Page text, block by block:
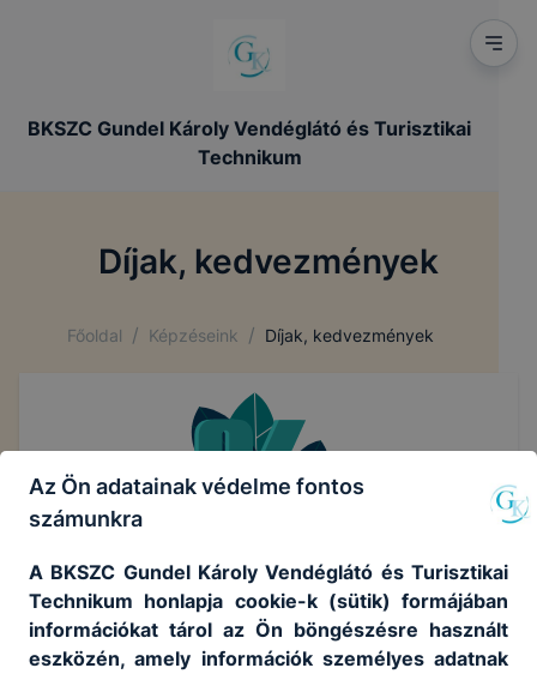
BKSZC Gundel Károly Vendéglátó és Turisztikai
Technikum
Díjak, kedvezmények
Főoldal / Képzéseink / Díjak, kedvezmények
Díjak, kedvezmények
Az Ön adatainak védelme fontos
számunkra
A BKSZC Gundel Károly Vendéglátó és Turisztikai
Technikum honlapja cookie-k (sütik) formájában
információkat tárol az Ön böngészésre használt
eszközén, amely információk személyes adatnak